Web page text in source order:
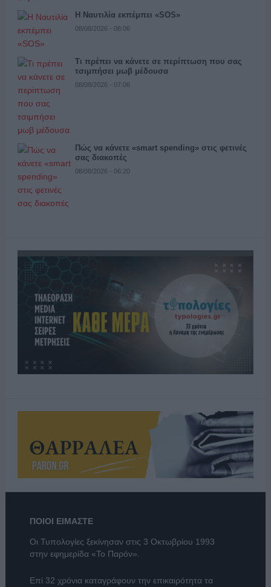
Η Ναυτιλία εκπέμπει «SOS»
08/08/2026 - 08:06
Τι πρέπει να κάνετε σε περίπτωση που σας
τσιμπήσει μωβ μέδουσα
08/08/2026 - 07:06
Πώς να κάνετε «smart spending» στις φετινές
σας διακοπές
08/08/2026 - 06:20
ΠΟΙΟΙ ΕΙΜΑΣΤΕ
Οι Τυπολογίες ξεκίνησαν στις 3 Οκτωβρίου 1993
στην εφημερίδα «Το Παρόν».
Επί 32 χρόνια καταγράφουν την επικαιρότητα τα